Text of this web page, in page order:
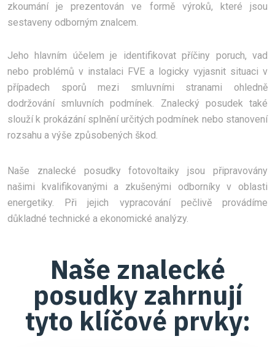
zkoumání je prezentován ve formě výroků, které jsou
sestaveny odborným znalcem.
Jeho hlavním účelem je identifikovat příčiny poruch, vad
nebo problémů v instalaci FVE a logicky vyjasnit situaci v
případech sporů mezi smluvními stranami ohledně
dodržování smluvních podmínek. Znalecký posudek také
slouží k prokázání splnění určitých podmínek nebo stanovení
rozsahu a výše způsobených škod.
Naše znalecké posudky fotovoltaiky jsou připravovány
našimi kvalifikovanými a zkušenými odborníky v oblasti
energetiky. Při jejich vypracování pečlivě provádíme
důkladné technické a ekonomické analýzy.
Naše znalecké
posudky zahrnují
tyto klíčové prvky: